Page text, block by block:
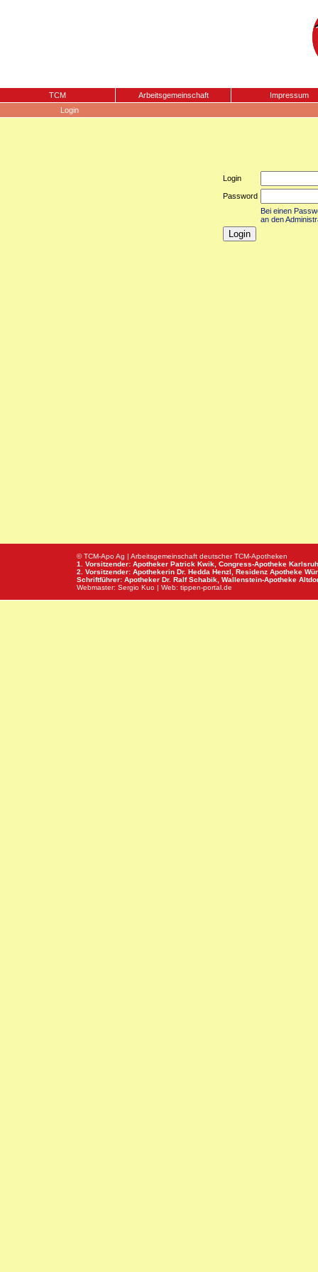
TCM Arbeitsgemeinschaft
Impressum
Login
Login
Password
Bei einen
an den
© TCM-Apo Ag | Arbeitsgemeinschaft deutscher TCM-Apotheken
1. Vorsitzender: Apotheker Patrick Kwik, Congress-Apotheke
2. Vorsitzender: Apothekerin Dr. Hedda Henzl, Residenz Apotheke
Schriftführer: Apotheker Dr. Ralf Schabik, Wallenstein-Apotheke
Webmaster: Sergio Kuo | Web: tippen-portal.de